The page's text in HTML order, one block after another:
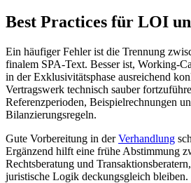
Best Practices für LOI
Ein häufiger Fehler ist die Trennung
finalem SPA-Text. Besser ist, Working-
in der Exklusivitätsphase ausreichend
Vertragswerk technisch sauber
Referenzperioden, Beispielrechnungen
Bilanzierungsregeln.
Gute Vorbereitung in derVerhandlung
Ergänzend hilft eine frühe Abstimmung
Rechtsberatung und
juristische Logik deckungsgleich bleiben.